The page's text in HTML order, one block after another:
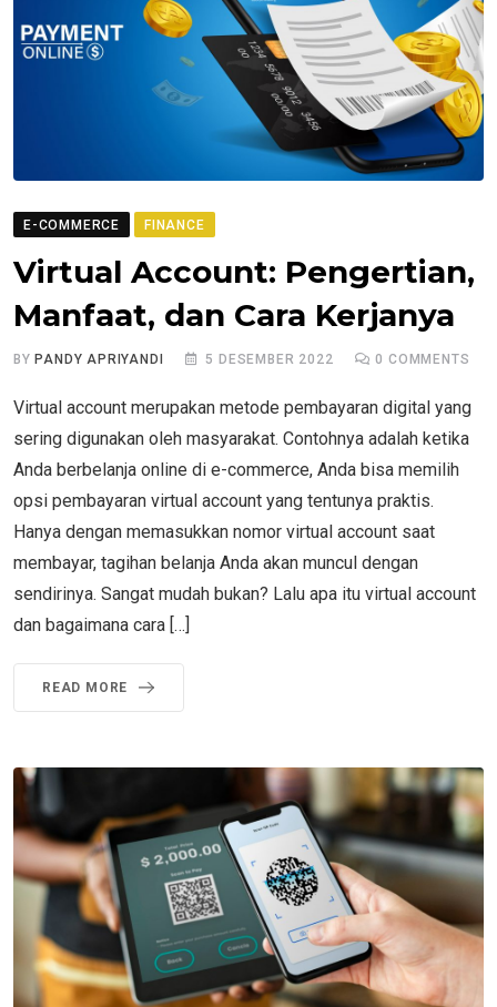
E-COMMERCE FINANCE
Virtual Account: Pengertian,
Manfaat, dan Cara Kerjanya
BY PANDY APRIYANDI 5 DESEMBER 2022 0 COMMENTS
Virtual account merupakan metode pembayaran digital yang
sering digunakan oleh masyarakat. Contohnya adalah ketika
Anda berbelanja online di e-commerce, Anda bisa memilih
opsi pembayaran virtual account yang tentunya praktis.
Hanya dengan memasukkan nomor virtual account saat
membayar, tagihan belanja Anda akan muncul dengan
sendirinya. Sangat mudah bukan? Lalu apa itu virtual account
dan bagaimana cara […]
READ MORE